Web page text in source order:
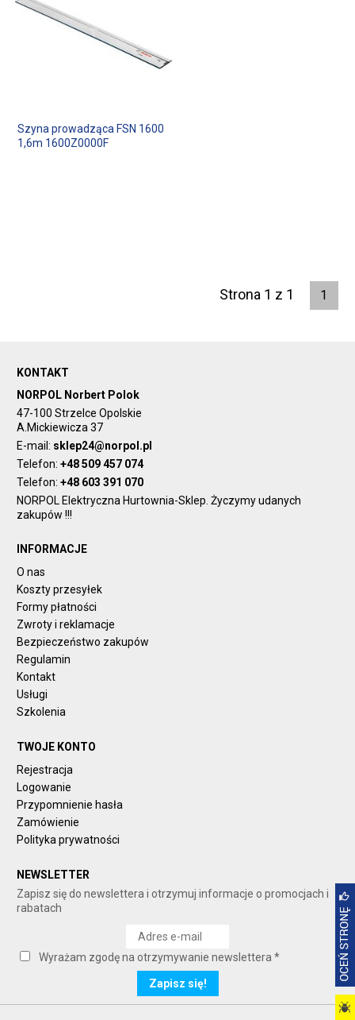
Szyna prowadząca FSN 1600
1,6m 1600Z0000F
Strona 1 z 1 1
KONTAKT
NORPOL Norbert Polok
47-100 Strzelce Opolskie
A.Mickiewicza 37
E-mail: sklep24@norpol.pl
Telefon:+48 509 457 074
Telefon:+48 603 391 070
NORPOL Elektryczna Hurtownia-Sklep. Życzymy udanych
zakupów !!!
INFORMACJE
O nas
Koszty przesyłek
Formy płatności
Zwroty i reklamacje
Bezpieczeństwo zakupów
Regulamin
Kontakt
Usługi
Szkolenia
TWOJE KONTO
Rejestracja
Logowanie
Przypomnienie hasła
Zamówienie
Polityka prywatności
NEWSLETTER
Zapisz się do newslettera i otrzymuj informacje o promocjach i
rabatach
Wyrażam zgodę na otrzymywanie newslettera *